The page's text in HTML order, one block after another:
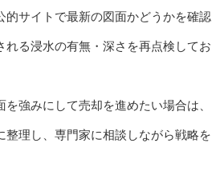
的サイトで最新の図面かどうかを確認
れる浸水の有無・深さを再点検してお
強みにして売却を進めたい場合は、
整理し、専門家に相談しながら戦略を